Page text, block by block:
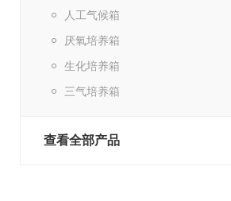
人工气候箱
厌氧培养箱
生化培养箱
三气培养箱
查看全部产品